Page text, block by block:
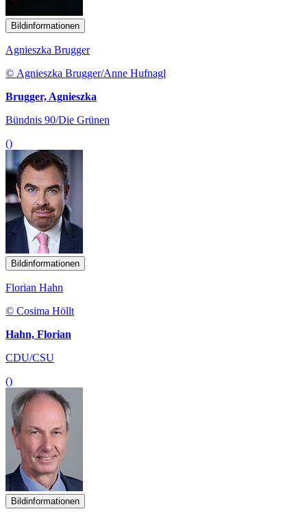
Bildinformationen
Agnieszka Brugger
© Agnieszka Brugger/Anne Hufnagl
Brugger, Agnieszka
Bündnis 90/Die Grünen
()
Bildinformationen
Florian Hahn
© Cosima Höllt
Hahn, Florian
CDU/CSU
()
Bildinformationen